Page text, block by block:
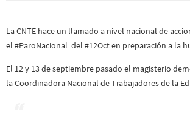
La CNTE hace un llamado a nivel nacional de
el #ParoNacional del #12Oct en preparación a la
El 12 y 13 de septiembre pasado el magisterio
la Coordinadora Nacional de Trabajadores de la